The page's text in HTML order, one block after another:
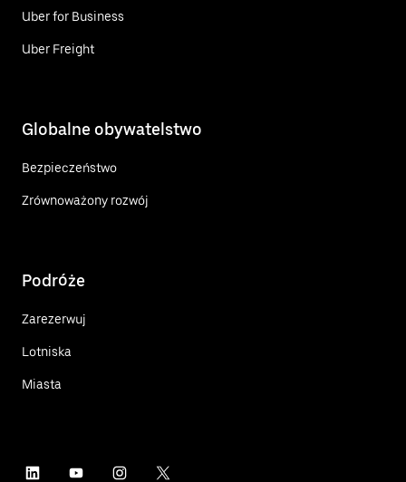
Uber for Business
Uber Freight
Globalne obywatelstwo
Bezpieczeństwo
Zrównoważony rozwój
Podróże
Zarezerwuj
Lotniska
Miasta